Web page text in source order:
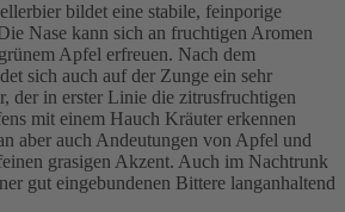
bildet eine stabile, feinporige
Nase kann sich an fruchtigen Aromen
Apfel erfreuen. Nach dem
sich auch auf der Zunge ein sehr
der in erster Linie die zitrusfruchtigen
mit einem Hauch Kräuter erkennen
aber auch Andeutungen von Apfel und
grasigen Akzent. Auch im Nachtrunk
gut eingebundenen Bittere langanhaltend